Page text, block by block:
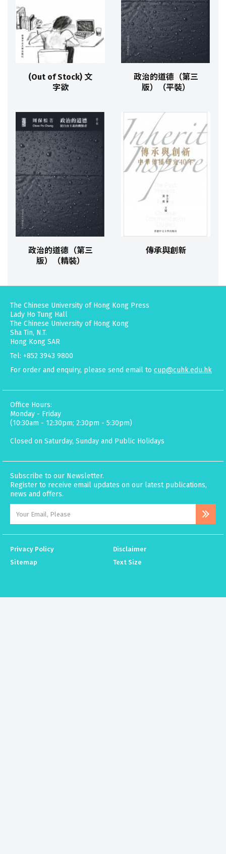
(Out of Stock) 文
字欲
政治的道德（第三
版）（平裝）
政治的道德（第三
版）（精裝）
傳承與創新
The Chinese University of Hong Kong Press
Lady Ho Tung Hall
The Chinese University of Hong Kong
Sha Tin, N.T.
Hong Kong SAR
Tel: +852 3943 9800
For order and enquiry, please send email to cup@cuhk.edu.hk
Office Hours:
Monday - Friday
(10:30am - 12:30pm; 2:30pm - 5:30pm)
Closed on Saturday, Sunday and Public Holidays
Subscribe to our Newsletter.
Register to receive email updates on our latest publications,
news and offers.
Privacy Policy
Disclaimer
Sitemap
Text Size